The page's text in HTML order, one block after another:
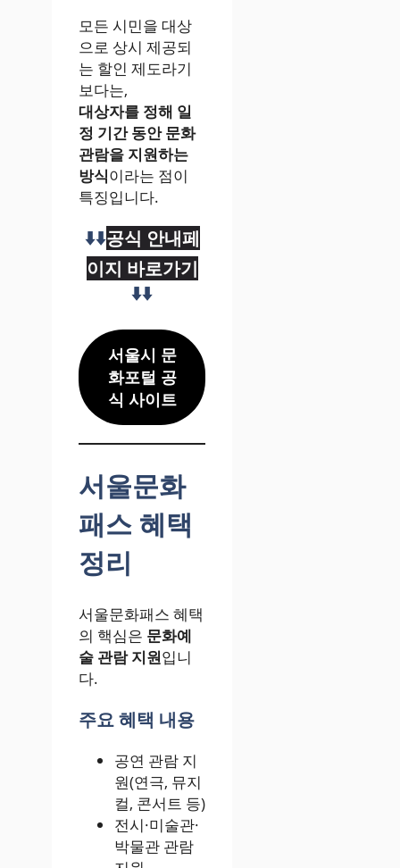
모든 시민을 대상
으로 상시 제공되
는 할인 제도라기
보다는,
대상자를 정해 일
정 기간 동안 문화
관람을 지원하는
방식이라는 점이
특징입니다.
⬇️⬇️공식 안내페
이지 바로가기
⬇️⬇️
서울시 문
화포털 공
식 사이트
서울문화
패스 혜택
정리
서울문화패스 혜택
의 핵심은 문화예
술 관람 지원입니
다.
주요 혜택 내용
공연 관람 지
원(연극, 뮤지
컬, 콘서트 등)
전시·미술관·
박물관 관람